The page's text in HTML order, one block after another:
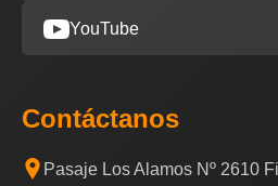
YouTube
Contáctanos
Pasaje Los Alamos Nº 2610